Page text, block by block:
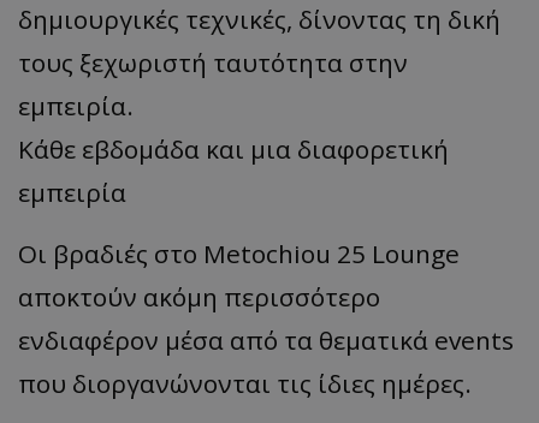
δημιουργικές τεχνικές, δίνοντας τη δική
τους ξεχωριστή ταυτότητα στην
εμπειρία.
Κάθε εβδομάδα και μια διαφορετική
εμπειρία
Οι βραδιές στο Metochiou 25 Lounge
αποκτούν ακόμη περισσότερο
ενδιαφέρον μέσα από τα θεματικά events
που διοργανώνονται τις ίδιες ημέρες.